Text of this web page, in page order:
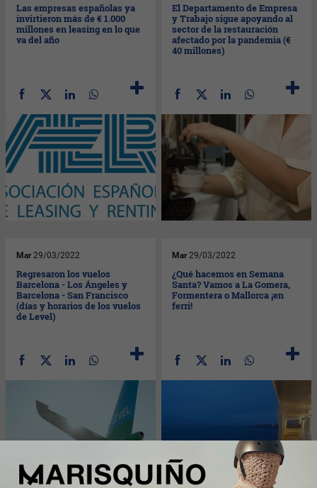
Las empresas españolas ya
invirtieron más de € 1.000
millones en leasing en lo que
va del año
El Departamento de Empresa
y Trabajo sigue apoyando al
sector de la restauración
afectado por la pandemia (€
40 millones)
Mar 29/03/2022
Regresaron los vuelos
Barcelona - Los Ángeles y
Barcelona - San Francisco
(días y horarios de los vuelos
de Level)
Mar 29/03/2022
¿Qué hacemos en Semana
Santa? Vamos a La Gomera,
Formentera o Mallorca ¡en
ferri!